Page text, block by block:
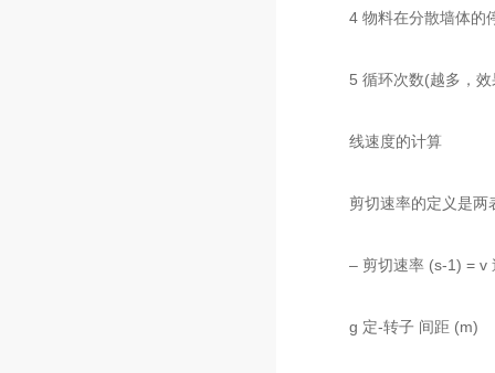
4 物料在分散墙体的停
5 循环次数(越多，效
线速度的计算
剪切速率的定义是两
– 剪切速率 (s-1) = v
g 定-转子 间距 (m)